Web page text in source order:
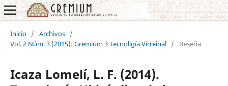
Inicio / Archivos /
Vol. 2 Núm. 3 (2015): Gremium 3 Tecnoligía Virreinal / Reseña
Icaza Lomelí, L. F. (2014).